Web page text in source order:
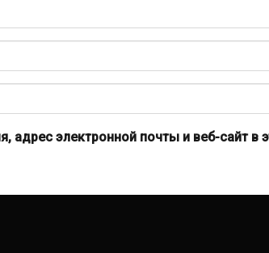
адрес электронной почты и веб-сайт